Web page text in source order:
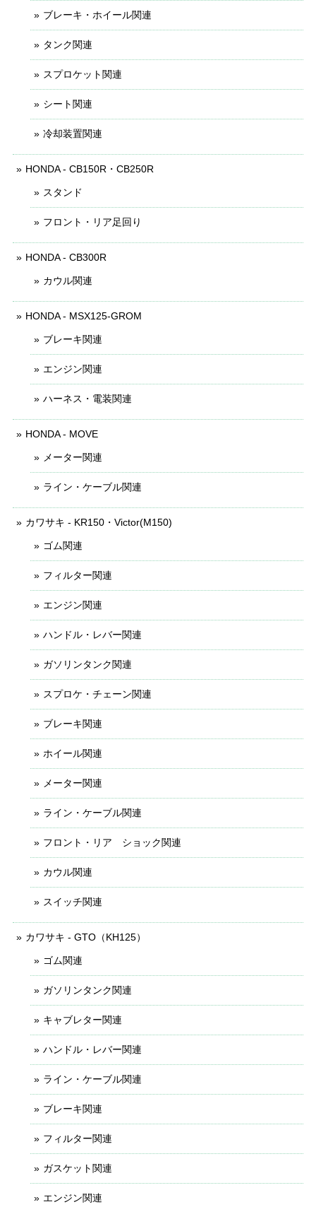
ブレーキ・ホイール関連
タンク関連
スプロケット関連
シート関連
冷却装置関連
HONDA - CB150R・CB250R
スタンド
フロント・リア足回り
HONDA - CB300R
カウル関連
HONDA - MSX125-GROM
ブレーキ関連
エンジン関連
ハーネス・電装関連
HONDA - MOVE
メーター関連
ライン・ケーブル関連
カワサキ - KR150・Victor(M150)
ゴム関連
フィルター関連
エンジン関連
ハンドル・レバー関連
ガソリンタンク関連
スプロケ・チェーン関連
ブレーキ関連
ホイール関連
メーター関連
ライン・ケーブル関連
フロント・リア ショック関連
カウル関連
スイッチ関連
カワサキ - GTO（KH125）
ゴム関連
ガソリンタンク関連
キャブレター関連
ハンドル・レバー関連
ライン・ケーブル関連
ブレーキ関連
フィルター関連
ガスケット関連
エンジン関連